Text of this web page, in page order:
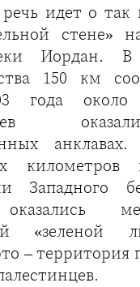
идет о так
стене»
Иордан. В
150 км
года
километров
Западного
«зеленой
–